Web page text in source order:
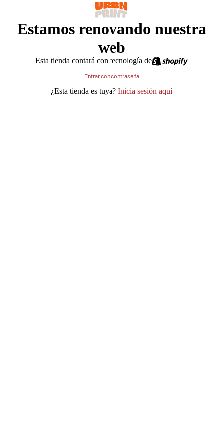
Estamos renovando nuestra
web
Esta tienda contará con tecnología de
Entrar con contraseña
¿Esta tienda es tuya? Inicia sesión aquí